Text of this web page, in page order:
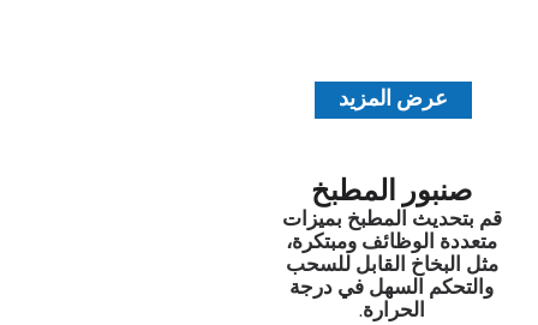
عرض المزيد
صنبور المطبخ
قم بتحديث المطبخ بميزات
متعددة الوظائف ومبتكرة،
مثل البخاخ القابل للسحب
والتحكم السهل في درجة
الحرارة.